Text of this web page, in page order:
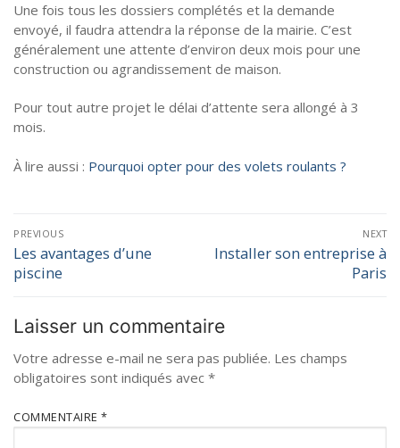
Une fois tous les dossiers complétés et la demande
envoyé, il faudra attendra la réponse de la mairie. C’est
généralement une attente d’environ deux mois pour une
construction ou agrandissement de maison.
Pour tout autre projet le délai d’attente sera allongé à 3
mois.
À lire aussi : Pourquoi opter pour des volets roulants ?
PREVIOUS
Les avantages d’une
piscine
NEXT
Installer son entreprise à
Paris
Laisser un commentaire
Votre adresse e-mail ne sera pas publiée. Les champs
obligatoires sont indiqués avec *
COMMENTAIRE *